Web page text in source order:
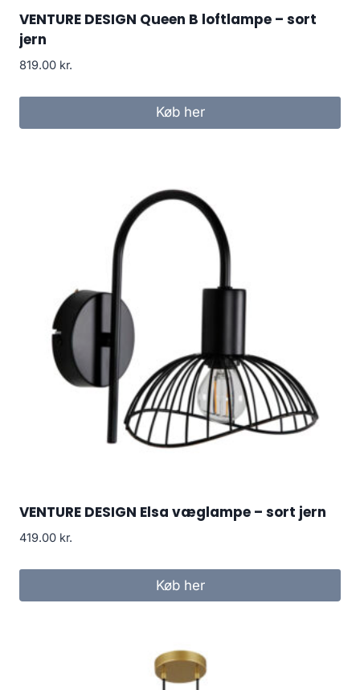
VENTURE DESIGN Queen B loftlampe – sort
jern
819.00 kr.
Køb her
VENTURE DESIGN Elsa væglampe – sort jern
419.00 kr.
Køb her